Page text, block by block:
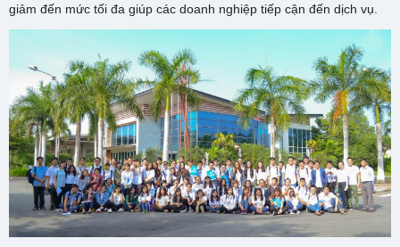
giảm đến mức tối đa giúp các doanh nghiệp tiếp cận đến dịch vụ.